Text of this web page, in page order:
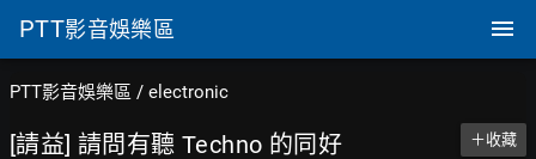
PTT影音娛樂區
PTT影音娛樂區 / electronic
[請益] 請問有聽 Techno 的同好 ＋收藏